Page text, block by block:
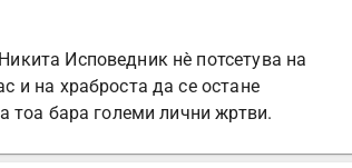
Исповедник нè потсетува на
и на храброста да се остане
тоа бара големи лични жртви.